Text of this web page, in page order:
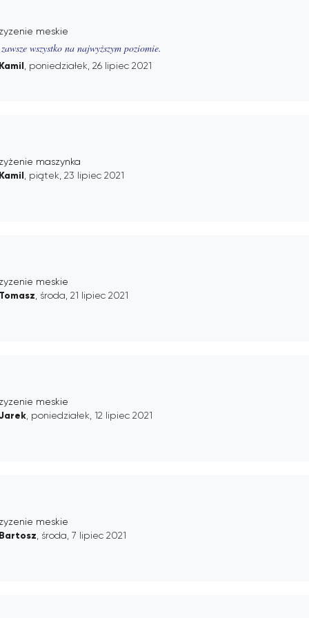
meskie
wszystko na najwyższym poziomie.
Kamil , poniedziałek, 26 lipiec 2021
maszynka
Kamil , piątek, 23 lipiec 2021
meskie
Tomasz , środa, 21 lipiec 2021
meskie
, poniedziałek, 12 lipiec 2021
meskie
Bartosz , środa, 7 lipiec 2021